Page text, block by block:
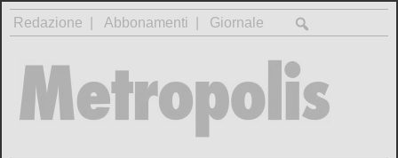
Redazione Abbonamenti Giornale